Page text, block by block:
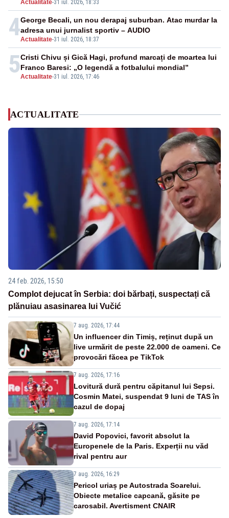
Actualitate-31 iul. 2026, 18:33
4Actualitate-31 iul. 2026, 18:37
George Becali, un nou derapaj suburban. Atac murdar la
adresa unui jurnalist sportiv – AUDIO
5Actualitate-31 iul. 2026, 17:46
Cristi Chivu și Gică Hagi, profund marcați de moartea lui
Franco Baresi: „O legendă a fotbalului mondial”
ACTUALITATE
24 feb. 2026, 15:50
Complot dejucat în Serbia: doi bărbați, suspectați că
plănuiau asasinarea lui Vučić
7 aug. 2026, 17:44
Un influencer din Timiș, reținut după un
live urmărit de peste 22.000 de oameni. Ce
provocări făcea pe TikTok
7 aug. 2026, 17:16
Lovitură dură pentru căpitanul lui Sepsi.
Cosmin Matei, suspendat 9 luni de TAS în
cazul de dopaj
7 aug. 2026, 17:14
David Popovici, favorit absolut la
Europenele de la Paris. Experții nu văd
rival pentru aur
7 aug. 2026, 16:29
Pericol uriaș pe Autostrada Soarelui.
Obiecte metalice capcană, găsite pe
carosabil. Avertisment CNAIR